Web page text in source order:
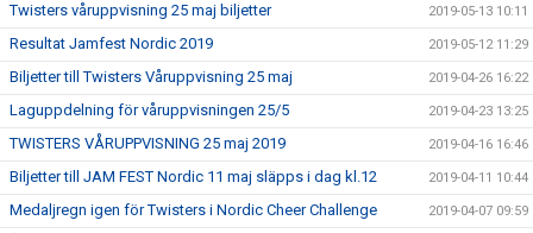
Twisters våruppvisning 25 maj biljetter 2019-05-13 10:11
Resultat Jamfest Nordic 2019 2019-05-12 11:29
Biljetter till Twisters Våruppvisning 25 maj 2019-04-26 16:22
Laguppdelning för våruppvisningen 25/5 2019-04-23 13:25
TWISTERS VÅRUPPVISNING 25 maj 2019 2019-04-16 16:46
Biljetter till JAM FEST Nordic 11 maj släpps i dag kl.12 2019-04-11 10:44
Medaljregn igen för Twisters i Nordic Cheer Challenge 2019-04-07 09:59